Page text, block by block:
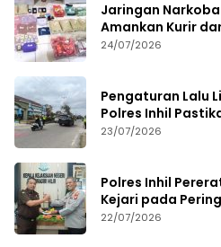
Jaringan
Amankan Kurir
Bernilai Fantastis
24/07/2026
Pengaturan Lalu
Polres Inhil
23/07/2026
Polres Inhil
Kejari pada
Adhyaksa ke-66
22/07/2026